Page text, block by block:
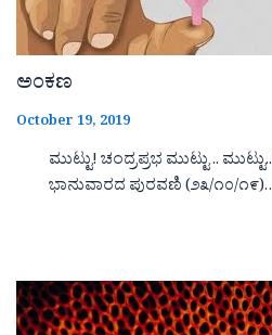
ಅಂಕಣ
October 19, 2019
ಮುಟ್ಟು! ಚಂದ್ರಪ್ರಭ ಮುಟ್ಟು ..
ಭಾನುವಾರದ ಪುರವಣಿ (೨೩/೧೦/